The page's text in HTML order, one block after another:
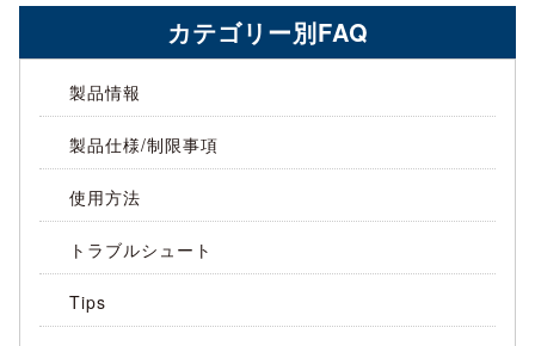
カテゴリー別FAQ
製品情報
製品仕様/制限事項
使用方法
トラブルシュート
Tips